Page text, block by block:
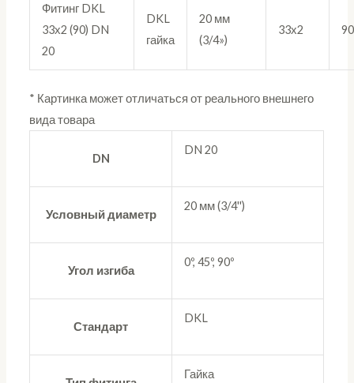
Фитинг DKL
33х2 (90) DN
20
DKL
гайка
20 мм
(3/4»)
33х2
* Картинка может отличаться от реального внешнего
вида товара
DN
DN 20
Условный диаметр
20 мм (3/4'')
Угол изгиба
0º, 45º, 90º
Стандарт
DKL
Гайка